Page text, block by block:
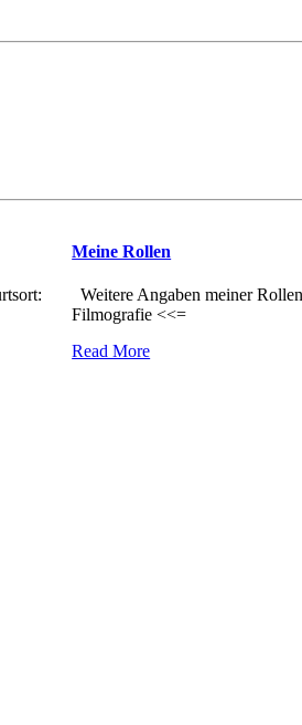
Meine Rollen
Weitere Angaben meiner
Filmografie <<=
Read More